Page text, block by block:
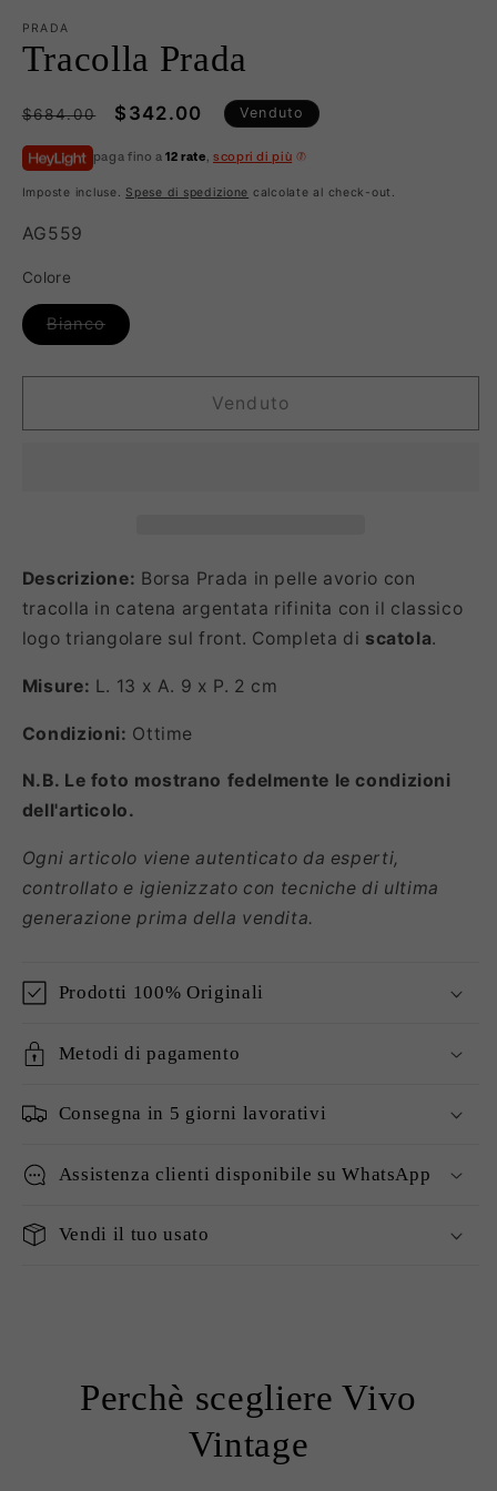
PRADA
Tracolla Prada
Prezzo
listino
$684.00
Prezzo
$342.00 Venduto
paga fino a12 rate scopri di più
Imposte incluse. Spese di spedizione calcolate al check-out.
SKU:
AG559
Colore
BiancoVariante
esaurita
Venduto
Descrizione: Borsa Prada in pelle avorio con
tracolla in catena argentata rifinita con il classico
logo triangolare sul front. Completa di scatola.
Misure: L. 13 x A. 9 x P. 2 cm
Condizioni: Ottime
N.B. Le foto mostrano fedelmente le condizioni
dell'articolo.
Ogni articolo viene autenticato da esperti,
controllato e igienizzato con tecniche di ultima
generazione prima della vendita.
Prodotti 100% Originali
Metodi di pagamento
Consegna in 5 giorni lavorativi
Assistenza clienti disponibile su WhatsApp
Vendi il tuo usato
Perchè scegliere Vivo
Vintage